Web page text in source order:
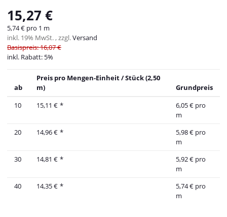
15,27 €
5,74 € pro 1 m
inkl. 19% MwSt. , zzgl.Versand
Basispreis: 16,07 €
inkl. Rabatt: 5%
ab
Preis pro Mengen-Einheit / Stück (2,50
m)
Grundpreis
10
15,11 € *
6,05 € pro
m
20
14,96 € *
5,98 € pro
m
30
14,81 € *
5,92 € pro
m
40
14,35 € *
5,74 € pro
m